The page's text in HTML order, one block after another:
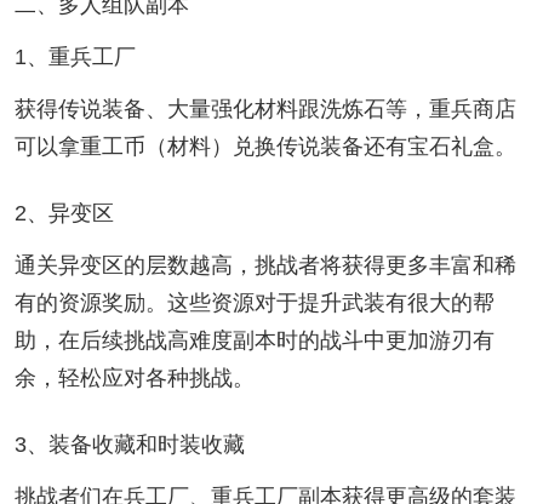
二、多人组队副本
1、重兵工厂
获得传说装备、大量强化材料跟洗炼石等，重兵商店
可以拿重工币（材料）兑换传说装备还有宝石礼盒。
2、异变区
通关异变区的层数越高，挑战者将获得更多丰富和稀
有的资源奖励。这些资源对于提升武装有很大的帮
助，在后续挑战高难度副本时的战斗中更加游刃有
余，轻松应对各种挑战。
3、装备收藏和时装收藏
挑战者们在兵工厂、重兵工厂副本获得更高级的套装